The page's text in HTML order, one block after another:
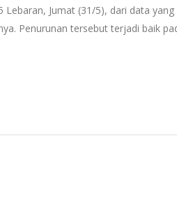
Jumat (31/5), dari data
Penurunan tersebut terjadi baik